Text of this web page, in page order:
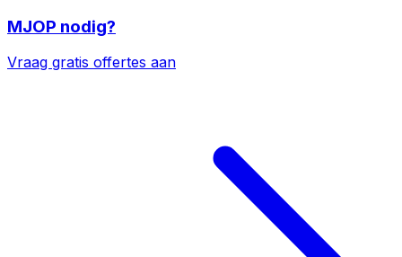
MJOP nodig?
Vraag gratis offertes aan